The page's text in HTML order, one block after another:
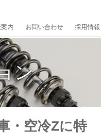
内 お問い合わせ 採用情報
ン
・空冷Zに特